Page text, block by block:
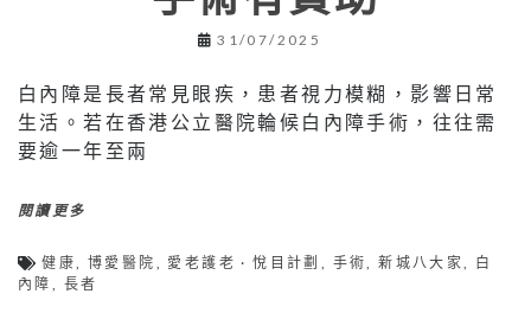
31/07/2025
白內障是長者常見眼疾，患者視力模糊，影響日常
生活。若在香港公立醫院輪候白內障手術，往往需
要逾一年至兩
閱讀更多
健康,博愛醫院 , 愛老護老 · 悅目計劃 , 手術,新城八大家, 白
內障 , 長者